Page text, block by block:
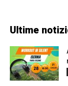
Ultime